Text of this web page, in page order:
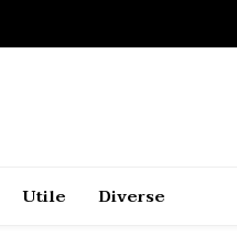
Utile Diverse